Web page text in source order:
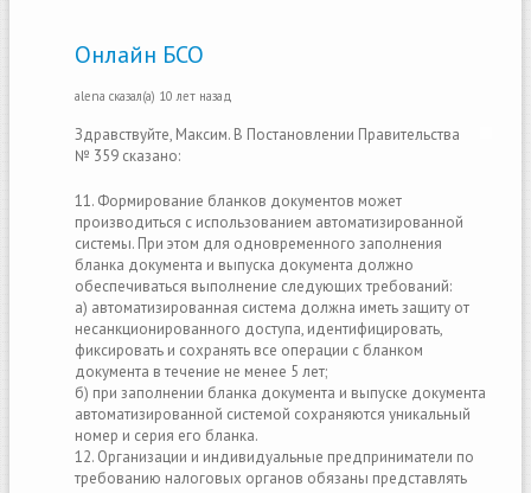
Онлайн БСО
alena сказал(а) 10 лет назад
Здравствуйте, Максим. В Постановлении Правительства
№ 359 сказано:
11. Формирование бланков документов может
производиться с использованием автоматизированной
системы. При этом для одновременного заполнения
бланка документа и выпуска документа должно
обеспечиваться выполнение следующих требований:
а) автоматизированная система должна иметь защиту от
несанкционированного доступа, идентифицировать,
фиксировать и сохранять все операции с бланком
документа в течение не менее 5 лет;
б) при заполнении бланка документа и выпуске документа
автоматизированной системой сохраняются уникальный
номер и серия его бланка.
12. Организации и индивидуальные предприниматели по
требованию налоговых органов обязаны представлять